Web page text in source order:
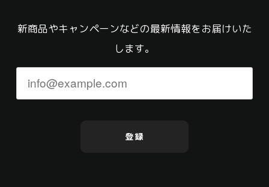
新商品やキャンペーンなどの最新情報をお届けいた
します。
登録